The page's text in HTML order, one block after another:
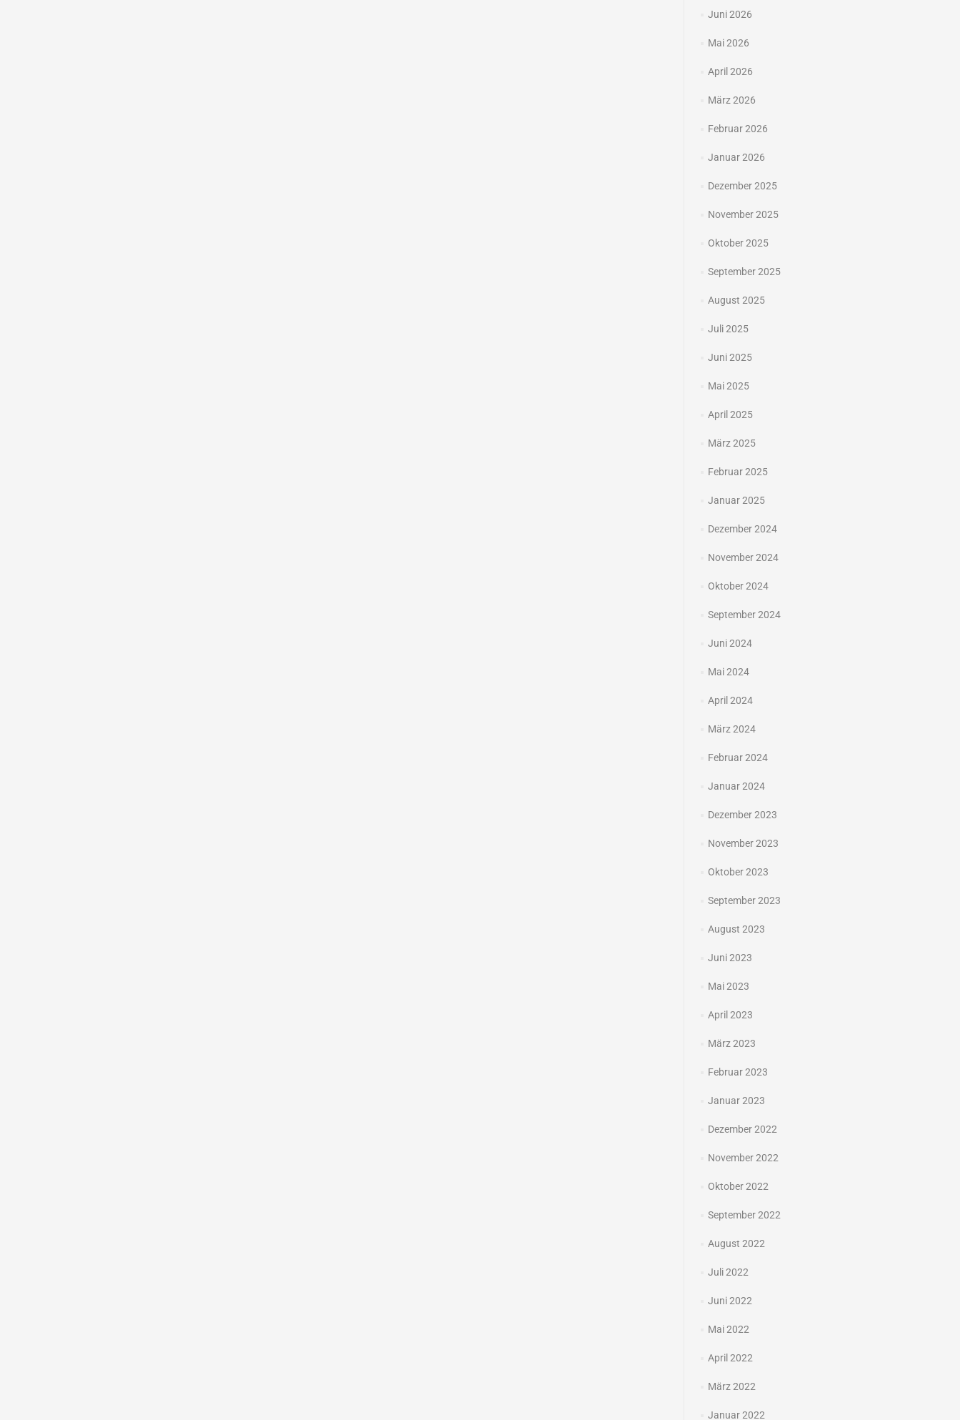
Juni 2026
Mai 2026
April 2026
März 2026
Februar 2026
Januar 2026
Dezember 2025
November 2025
Oktober 2025
September 2025
August 2025
Juli 2025
Juni 2025
Mai 2025
April 2025
März 2025
Februar 2025
Januar 2025
Dezember 2024
November 2024
Oktober 2024
September 2024
Juni 2024
Mai 2024
April 2024
März 2024
Februar 2024
Januar 2024
Dezember 2023
November 2023
Oktober 2023
September 2023
August 2023
Juni 2023
Mai 2023
April 2023
März 2023
Februar 2023
Januar 2023
Dezember 2022
November 2022
Oktober 2022
September 2022
August 2022
Juli 2022
Juni 2022
Mai 2022
April 2022
März 2022
Januar 2022